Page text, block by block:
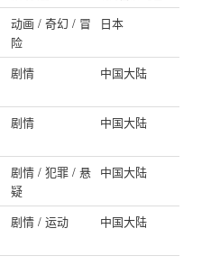
动画 / 奇幻 / 冒
险
日本
剧情 中国大陆
剧情 中国大陆
剧情 / 犯罪 / 悬
疑
中国大陆
剧情 / 运动 中国大陆